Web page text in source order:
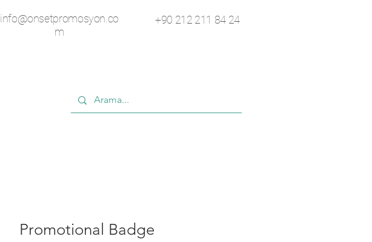
info@onsetpromosyon.co
m
+90 212 211 84 24
Promotional Badge